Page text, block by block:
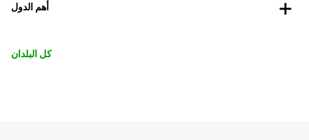
أهم الدول
كل البلدان